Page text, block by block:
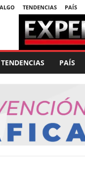
TENDENCIAS PAÍS
TENDENCIAS PAÍS